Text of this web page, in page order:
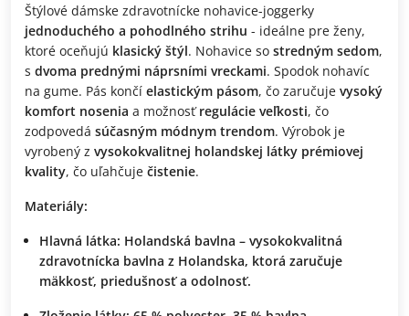
Štýlové dámske zdravotnícke nohavice-joggerky
jednoduchého a pohodlného strihu - ideálne pre ženy,
ktoré oceňujú klasický štýl. Nohavice so stredným sedom,
s dvoma prednými náprsními vreckami. Spodok nohavíc
na gume. Pás končí elastickým pásom, čo zaručuje vysoký
komfort nosenia a možnosťregulácie veľkosti, čo
zodpovedá súčasným módnym trendom. Výrobok je
vyrobený z vysokokvalitnej holandskej látky prémiovej
kvality, čo uľahčuje čistenie.
Materiály:
Hlavná látka: Holandská bavlna – vysokokvalitná
zdravotnícka bavlna z Holandska, ktorá zaručuje
mäkkosť, priedušnosť a odolnosť.